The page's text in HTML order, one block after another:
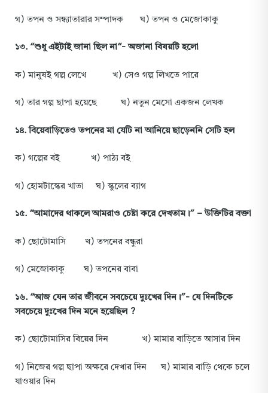
গ) তপন ও সন্ধ্যাতারার সম্পাদক ঘ) তপন ও মেজোকাকু
১৩. “শুধু এইটাই জানা ছিল না“-অজানা বিষয়টি হলো
ক) মানুষই গল্প লেখে খ) সেও গল্প লিখতে পারে
গ) তার গল্প ছাপা হয়েছে ঘ) নতুন মেসো একজন লেখক
১৪.বিয়েবাড়িতেও তপনের মা যেটি না আনিয়ে ছাড়েননি সেটি হল
ক) গল্পের বই খ) পাঠ্য বই
গ) হোমটাস্কের খাতা ঘ) স্কুলের ব্যাগ
১৫. “আমাদের থাকলে আমরাও চেষ্টা করে দেখতাম।” –উক্তিটির বক্তা
ক) ছোটোমাসি খ) তপনের বন্ধুরা
গ) মেজোকাকু ঘ) তপনের বাবা
১৬. “আজ যেন তার জীবনে সবচেয়ে দুঃখের দিন।”- যে দিনটিকে
সবচেয়ে দুঃখের দিন মনে হয়েছিল?
ক) ছোটোমাসির বিয়ের দিন খ) মামার বাড়িতে আসার দিন
গ) নিজের গল্প ছাপা অক্ষরে দেখার দিন ঘ) মামার বাড়ি থেকে চলে
যাওয়ার দিন